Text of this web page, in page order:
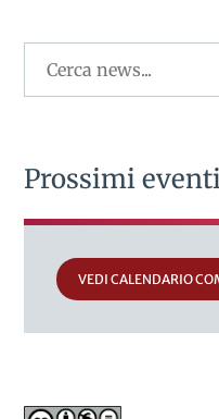
Prossimi
VEDI CALENDARIO